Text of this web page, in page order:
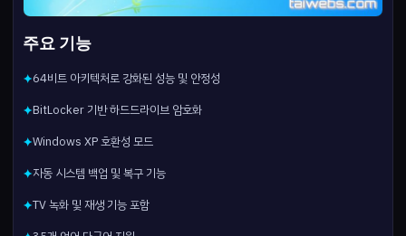
주요 기능
✦64비트 아키텍처로 강화된 성능 및 안정성
✦BitLocker 기반 하드드라이브 암호화
✦Windows XP 호환성 모드
✦자동 시스템 백업 및 복구 기능
✦TV 녹화 및 재생 기능 포함